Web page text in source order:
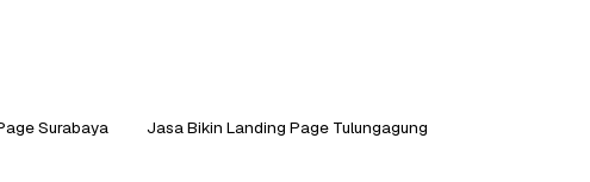
Surabaya
Jasa Bikin Landing Page Tulungagung